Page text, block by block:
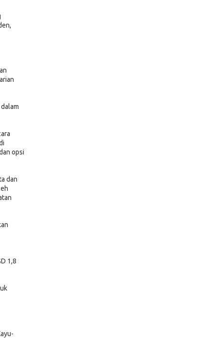
opsi
dan
1,8